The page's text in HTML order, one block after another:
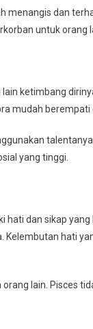
menangis dan
untuk orang
ketimbang
mudah berempati
yang tinggi.
hati dan sikap
hati
lain. Pisces